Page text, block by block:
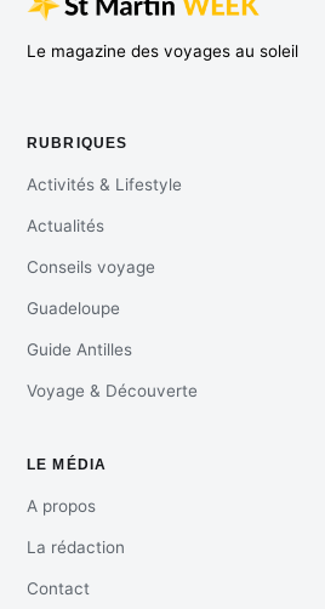
Le magazine des voyages au soleil
RUBRIQUES
Activités & Lifestyle
Actualités
Conseils voyage
Guadeloupe
Guide Antilles
Voyage & Découverte
LE MÉDIA
A propos
La rédaction
Contact